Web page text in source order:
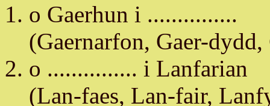
o Gaerhun i ...............
(Gaernarfon, Gaer-dydd,
o ............... i Lanfarian
(Lan-faes, Lan-fair,